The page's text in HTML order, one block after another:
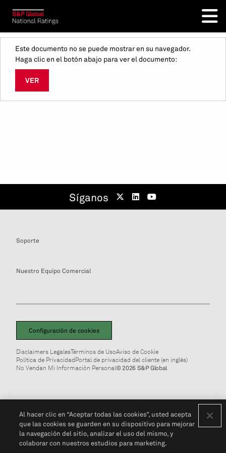
Este documento no se puede mostrar en su navegador.
Haga clic en el botón abajo para ver el documento:
VER
Síganos
Soporte
Nuestro Equipo Comercial
Configuración de cookies
Disclaimers LegalesTérminos de UsoAviso de Cookie
Política de PrivacidadPortal de privacidad del cliente (en inglés)
No Vendan Mi Información Personal© 2026 S&P Global
Al hacer clic en “Aceptar todas las cookies”, usted acepta
que las cookies se guarden en su dispositivo para mejorar
la navegación del sitio, analizar el uso del mismo, y
colaborar con nuestros estudios para marketing.